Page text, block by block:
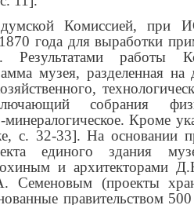
Комиссией, при
года для выработки
Результатами работы
музея, разделенная на
собрания
минералогическое. Кроме
с. 32-33]. На основании
единого здания
и архитекторами
(проекты
правительством